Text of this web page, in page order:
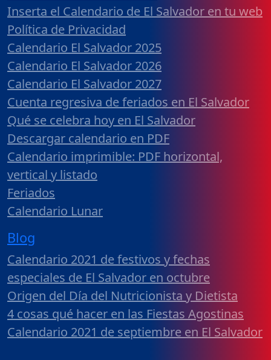
Inserta el Calendario de El Salvador en tu web
Política de Privacidad
Calendario El Salvador 2025
Calendario El Salvador 2026
Calendario El Salvador 2027
Cuenta regresiva de feriados en El Salvador
Qué se celebra hoy en El Salvador
Descargar calendario en PDF
Calendario imprimible: PDF horizontal,
vertical y listado
Feriados
Calendario Lunar
Blog
Calendario 2021 de festivos y fechas
especiales de El Salvador en octubre
Origen del Día del Nutricionista y Dietista
4 cosas qué hacer en las Fiestas Agostinas
Calendario 2021 de septiembre en El Salvador